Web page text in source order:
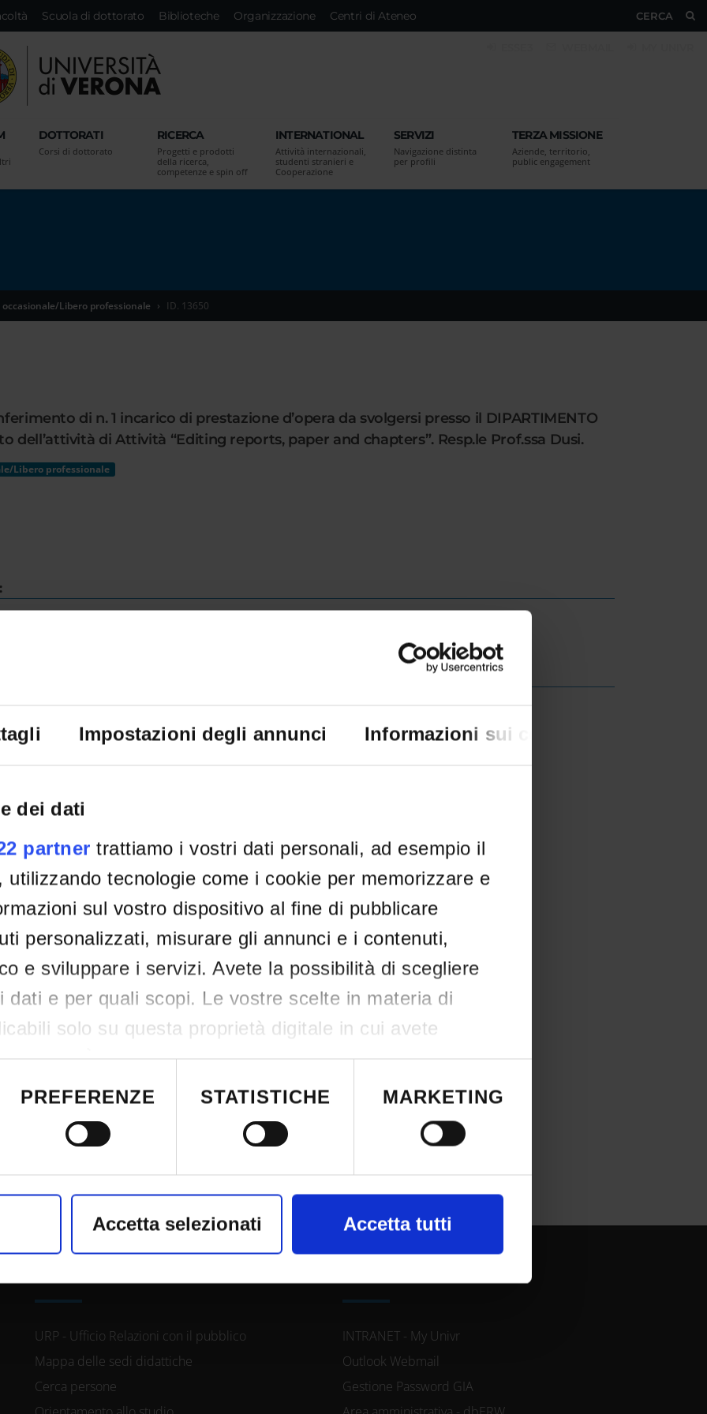
Impostazioni degli annunci Informazioni sui cookie
dei dati
partner trattiamo i vostri dati personali, ad esempio il
utilizzando tecnologie come i cookie per memorizzare e
sul vostro dispositivo al fine di pubblicare
personalizzati, misurare gli annunci e i contenuti,
e sviluppare i servizi. Avete la possibilità di scegliere
dati e per quali scopi. Le vostre scelte in materia di
solo su questa proprietà digitale in cui avete
scelte. È possibile modificare o revocare il proprio
momento dalla Dichiarazione sui cookie o facendo
della privacy.
vorremmo anche:
sulla tua posizione geografica, con
specifiche (impronte digitali).
vengono elaborati i tuoi dati personali e imposta le tue
sezione dettagli. Puoi modificare o ritirare il tuo
momento dalla Dichiarazione sui cookie.
PREFERENZE STATISTICHE MARKETING
Accetta selezionati Accetta tutti
CERCA
Scuola di dottorato Biblioteche Organizzazione Centri di Ateneo
DOTTORATI
Corsi di dottorato
RICERCA
Progetti e prodotti
della ricerca,
competenze e spin off
INTERNATIONAL
Attività internazionali,
studenti stranieri e
Cooperazione
SERVIZI
Navigazione distinta
per profili
TERZA MISSIONE
Aziende, territorio,
public engagement
Libero professionale ID. 13650
di n. 1 incarico di prestazione d’opera da svolgersi presso il DIPARTIMENTO
dell’attività di Attività “Editing reports, paper and chapters”. Resp.le Prof.ssa Dusi.
Libero professionale
ESITO/GRADUATORIE
IT | 218Kb
URP - Ufficio Relazioni con il pubblico
Mappa delle sedi didattiche
Cerca persone
INTRANET - My Univr
Outlook Webmail
Gestione Password GIA